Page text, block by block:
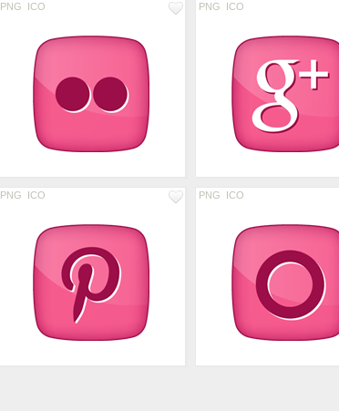
PNG ICO PNG ICO
PNG ICO PNG ICO